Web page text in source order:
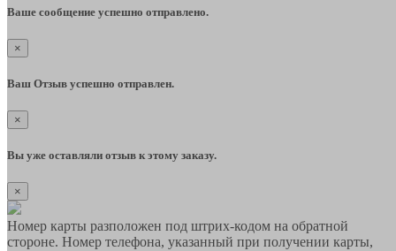
Ваше сообщение успешно отправлено.
×
Ваш Отзыв успешно отправлен.
×
Вы уже оставляли отзыв к этому заказу.
×
Номер карты разположен под штрих-кодом на обратной
стороне. Номер телефона, указанный при получении карты,